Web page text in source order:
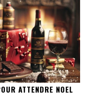
ATTENDRE NOEL